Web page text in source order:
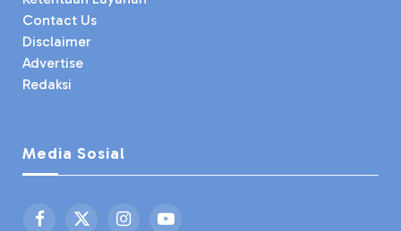
Contact Us
Disclaimer
Advertise
Redaksi
Media Sosial